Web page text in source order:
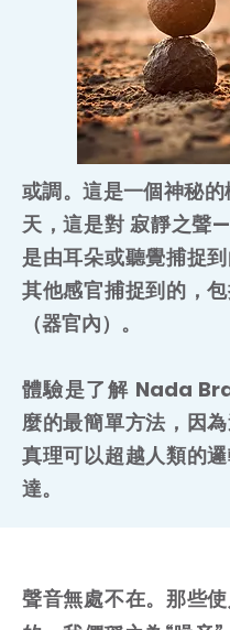
或調。這是一個神秘
天，這是對 寂靜之聲
是由耳朵或聽覺捕捉
其他感官捕捉到的，
（器官內）。
體驗是了解 Nada
麼的最簡單方法，因
真理可以超越人類的
達。
聲音無處不在。那些